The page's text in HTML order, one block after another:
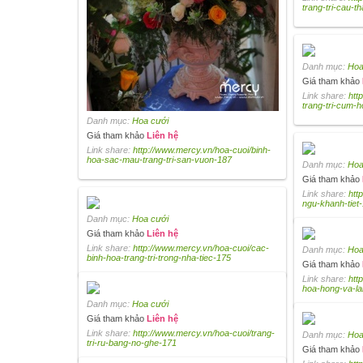
Danh mục: Hoa cưới
Giá tham khảo Liên hệ
Link share: http://www.mercy.vn/hoa-cuoi/binh-
hoa-sac-mau-trang-tri-san-vuon-187
trang-tri-cau-
Danh mục:
Giá tham khảo
Link share:
trang-tri-cum-
Danh mục:
Giá tham khảo
Link share:
ngu-khanh-
Danh mục: Hoa cưới
Giá tham khảo Liên hệ
Link share: http://www.mercy.vn/hoa-cuoi/cac-
binh-hoa-trang-tri-trong-nha-tiec-175
Danh mục:
Giá tham khảo
Link share:
hoa-hong-va-
Danh mục: Hoa cưới
Giá tham khảo Liên hệ
Link share: http://www.mercy.vn/hoa-cuoi/trang-
tri-ru-bang-no-ghe-171
Danh mục:
Giá tham khảo